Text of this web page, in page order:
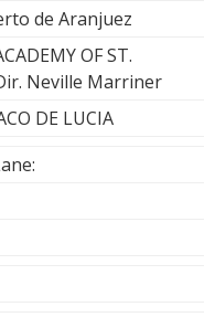
de Aranjuez
OF ST.
Neville Marriner
DE LUCIA